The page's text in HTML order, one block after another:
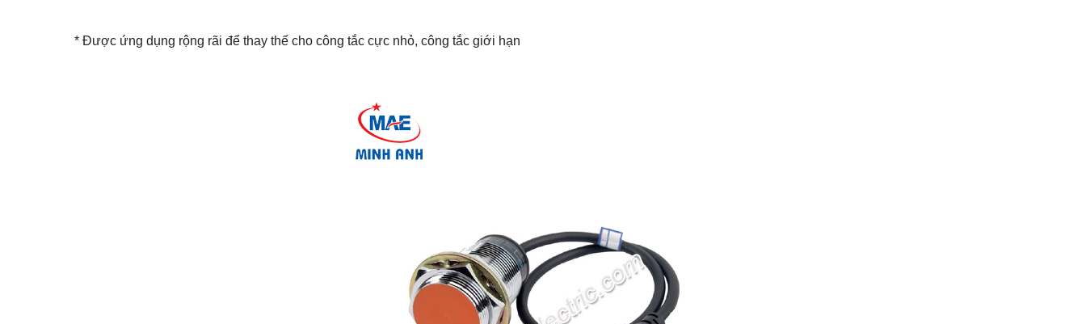
* Được ứng dụng rộng rãi để thay thế cho công tắc cực nhỏ, công tắc giới hạn